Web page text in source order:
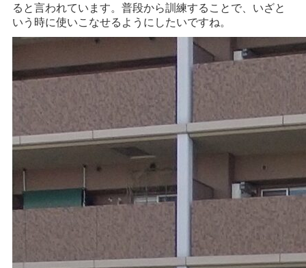
ると言われています。普段から訓練することで、いざと
いう時に使いこなせるようにしたいですね。